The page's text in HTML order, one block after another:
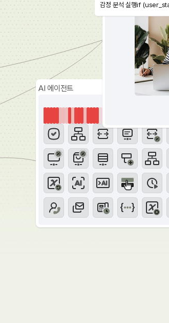
감정 분석 실행if
상담 만족도가 낮은 고객이
set_tone("super_kind");
딱딱하지 않게 이모지 추가
add_emoji = true; response =
AI 에이전트